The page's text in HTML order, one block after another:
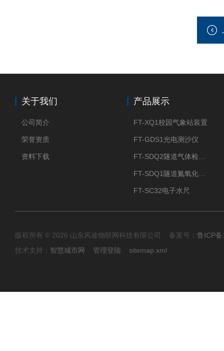
关于我们
公司简介
荣誉资质
资料下载
产品展示
FT-XQ1校园气象站装置
FT-GDS1光电测沙仪
FT-SC32电子水尺
版权所有 © 2026 山东风途物联网科技有限公司 备案号： 鲁ICP
技术支持： 智慧城市网 管理登陆 sitemap.xml